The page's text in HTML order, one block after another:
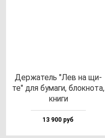
Дер­жа­тель "Лев на щи­
те" для бу­ма­ги, блок­но­та,
кни­ги
13 900 руб